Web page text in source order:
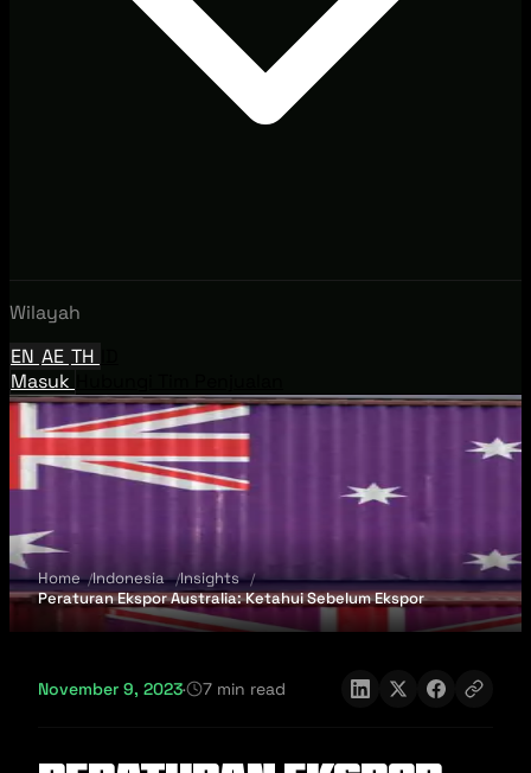
Wilayah
EN AE TH
Masuk
Home Indonesia
Insights
Peraturan Ekspor Australia: Ketahui Sebelum Ekspor
November 9, 2023· 7 min read